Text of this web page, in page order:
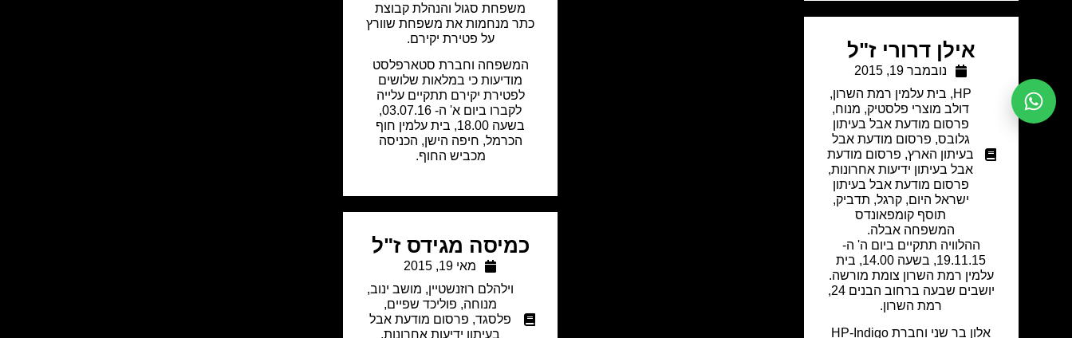
משפחת סגול והנהלת קבוצת
כתר מנחמות את משפחת שוורץ
על פטירת יקירם.
המשפחה וחברת סטארפלסט
מודיעות כי במלאות שלושים
לפטירת יקירם תתקיים עלייה
לקברו ביום א' ה- 03.07.16,
בשעה 18.00, בית עלמין חוף
הכרמל, חיפה הישן, הכניסה
מכביש החוף.
אילן דרורי ז"ל
נובמבר 19, 2015
HP
, בית עלמין רמת השרון,
דולב מוצרי פלסטיק, מנוח,
פרסום מודעת אבל בעיתון
גלובס, פרסום מודעת אבל
בעיתון הארץ, פרסום מודעת
אבל בעיתון ידיעות אחרונות,
פרסום מודעת אבל בעיתון
ישראל היום,קרגל, תדביק,
תוסף קומפאונדס
המשפחה אבלה.
ההלוויה תתקיים ביום ה' ה-
19.11.15, בשעה 14.00, בית
עלמין רמת השרון צומת מורשה.
יושבים שבעה ברחוב הבנים 24,
רמת השרון.
אלון בר שני וחברת HP-Indigo
כמיסה מגידס ז"ל
מאי 19, 2015
וילהלם רוזנשטיין, מושב ינוב,
מנוחה, פוליכד שפיים,
פלסגד, פרסום מודעת אבל
בעיתון ידיעות אחרונות,